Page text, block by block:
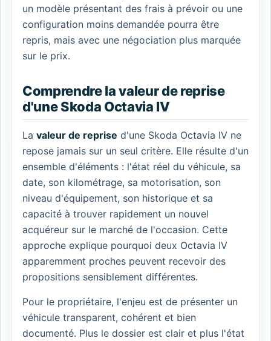
un modèle présentant des frais à prévoir ou une
configuration moins demandée pourra être
repris, mais avec une négociation plus marquée
sur le prix.
Comprendre la valeur de reprise
d'une Skoda Octavia IV
La valeur de reprise d'une Skoda Octavia IV ne
repose jamais sur un seul critère. Elle résulte d'un
ensemble d'éléments : l'état réel du véhicule, sa
date, son kilométrage, sa motorisation, son
niveau d'équipement, son historique et sa
capacité à trouver rapidement un nouvel
acquéreur sur le marché de l'occasion. Cette
approche explique pourquoi deux Octavia IV
apparemment proches peuvent recevoir des
propositions sensiblement différentes.
Pour le propriétaire, l'enjeu est de présenter un
véhicule transparent, cohérent et bien
documenté. Plus le dossier est clair et plus l'état